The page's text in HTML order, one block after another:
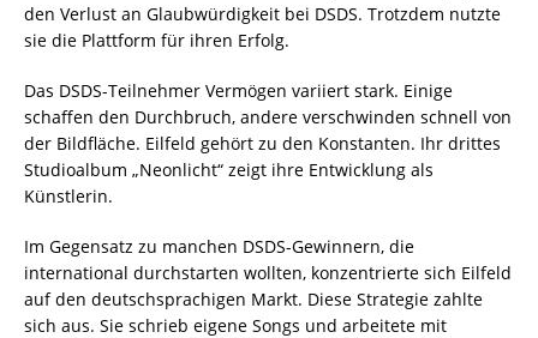
den Verlust an Glaubwürdigkeit bei DSDS. Trotzdem nutzte
sie die Plattform für ihren Erfolg.
Das DSDS-Teilnehmer Vermögen variiert stark. Einige
schaffen den Durchbruch, andere verschwinden schnell von
der Bildfläche. Eilfeld gehört zu den Konstanten. Ihr drittes
Studioalbum „Neonlicht“ zeigt ihre Entwicklung als
Künstlerin.
Im Gegensatz zu manchen DSDS-Gewinnern, die
international durchstarten wollten, konzentrierte sich Eilfeld
auf den deutschsprachigen Markt. Diese Strategie zahlte
sich aus. Sie schrieb eigene Songs und arbeitete mit